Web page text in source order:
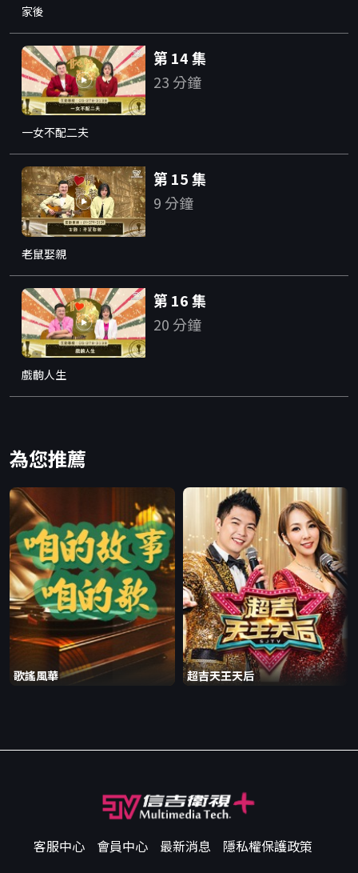
家後
第 14 集
23 分鐘
一女不配二夫
第 15 集
9 分鐘
老鼠娶親
第 16 集
20 分鐘
戲齣人生
為您推薦
歌謠風華 超吉天王天后
客服中心 會員中心 最新消息 隱私權保護政策